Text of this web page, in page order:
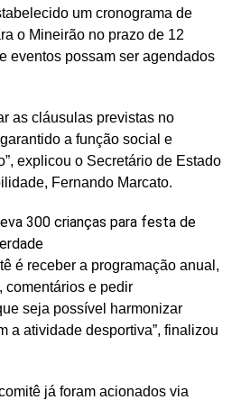
um cronograma de
o Mineirão no prazo de 12
eventos possam ser agendados
as cláusulas previstas no
a função social e
explicou o Secretário de Estado
Fernando Marcato.
300 crianças para festa de
é receber a programação anual,
comentários e pedir
seja possível harmonizar
a atividade desportiva”, finalizou
já foram acionados via